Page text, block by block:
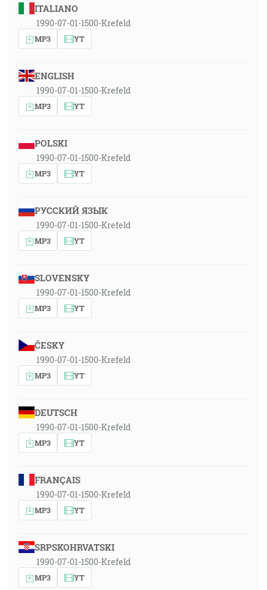
ITALIANO
1990-07-01-1500-Krefeld
MP3 YT
ENGLISH
1990-07-01-1500-Krefeld
MP3 YT
POLSKI
1990-07-01-1500-Krefeld
MP3 YT
РУССКИЙ ЯЗЫК
1990-07-01-1500-Krefeld
MP3 YT
SLOVENSKY
1990-07-01-1500-Krefeld
MP3 YT
ČESKY
1990-07-01-1500-Krefeld
MP3 YT
DEUTSCH
1990-07-01-1500-Krefeld
MP3 YT
FRANÇAIS
1990-07-01-1500-Krefeld
MP3 YT
SRPSKOHRVATSKI
1990-07-01-1500-Krefeld
MP3 YT